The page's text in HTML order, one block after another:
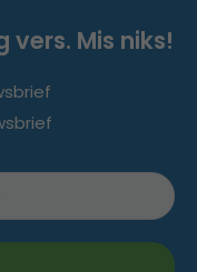
vers. Mis niks!